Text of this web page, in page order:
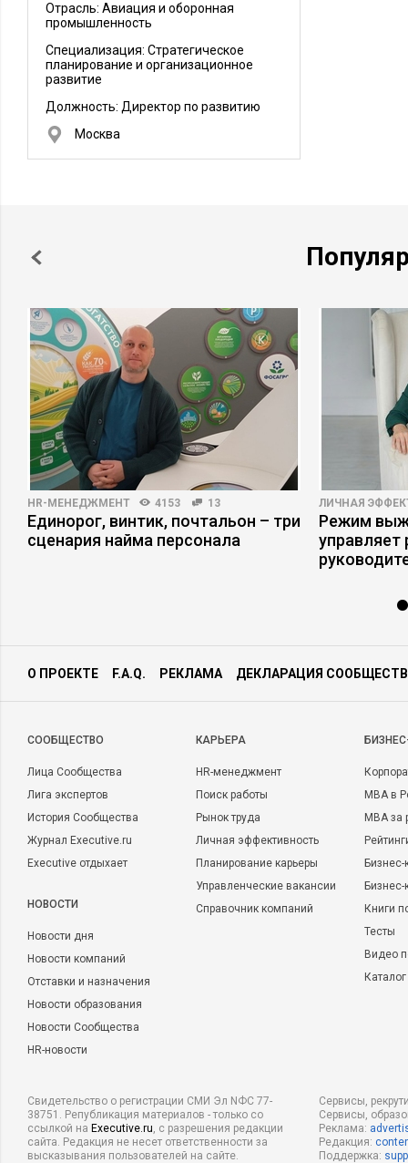
Отрасль: Авиация и оборонная
промышленность
Специализация: Стратегическое
планирование и организационное
развитие
Должность: Директор по развитию
Москва
HR-МЕНЕДЖМЕНТ 4153 13
Единорог, винтик, почтальон – три
сценария найма персонала
ЛИЧНАЯ
Режим
О ПРОЕКТЕ F.A.Q. РЕКЛАМА ДЕКЛАРАЦИЯ
CООБЩЕСТВО
Лица Сообщества
Лига экспертов
История Сообщества
Журнал Executive.ru
Executive отдыхает
НОВОСТИ
Новости дня
Новости компаний
Отставки и назначения
Новости образования
Новости Сообщества
HR-новости
КАРЬЕРА
HR-менеджмент
Поиск работы
Рынок труда
Личная эффективность
Планирование карьеры
Управленческие вакансии
Справочник компаний
MBA в
MBA
Бизнес-
Книги
Тесты
Видео
Свидетельство о регистрации СМИ Эл NФС 77-
38751. Републикация материалов - только со
ссылкой на Executive.ru, с разрешения редакции
сайта. Редакция не несет ответственности за
высказывания пользователей на сайте.
Сервисы,
Сервисы,
Реклама:
Редакция:
Поддержка: